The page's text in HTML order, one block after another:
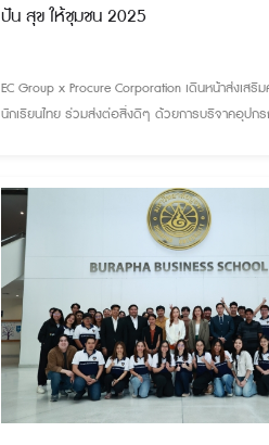
ปัน สุข ให้ชุมชน 2025
EC Group x Procure Corporation เดินหน้าส่งเส
นักเรียนไทย ร่วมส่งต่อสิ่งดีๆ ด้วยการบริจาคอุปก